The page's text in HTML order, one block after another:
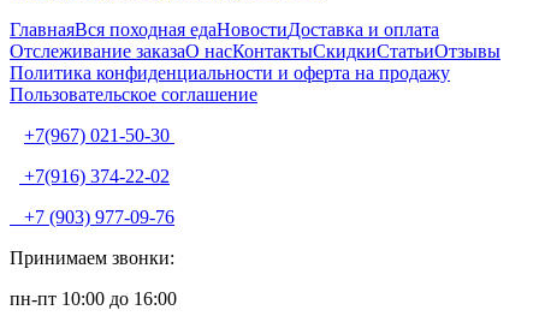
ГлавнаяВся походная едаНовостиДоставка и оплата
Отслеживание заказаО насКонтактыСкидкиСтатьиОтзывы
Политика конфиденциальности и оферта на продажу
Пользовательское соглашение
+7(967) 021-50-30
+7(916) 374-22-02
+7 (903) 977-09-76
Принимаем звонки:
пн-пт 10:00 до 16:00